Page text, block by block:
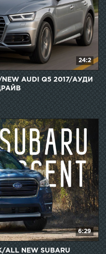
24:2
AUDI Q5 2017/АУДИ
6:29
NEW SUBARU